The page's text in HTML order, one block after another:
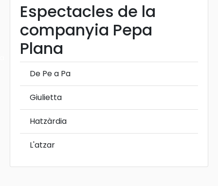
Espectacles de la
companyia Pepa
Plana
De Pe a Pa
Giulietta
Hatzàrdia
L'atzar